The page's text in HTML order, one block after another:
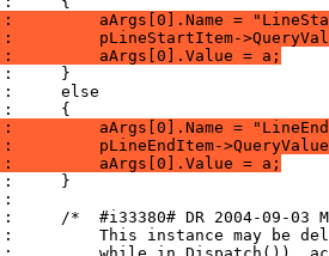
aArgs[0].Name =
pLineStartItem-
aArgs[0].Value = a;
aArgs[0].Name =
pLineEndItem-
aArgs[0].Value = a;